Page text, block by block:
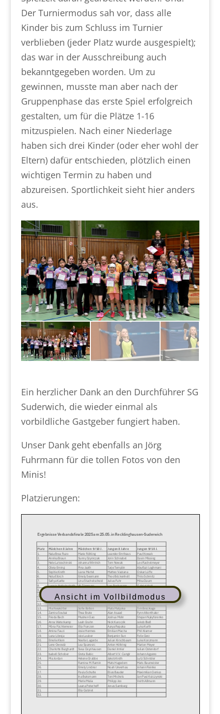
Der Turniermodus sah vor, dass alle
Kinder bis zum Schluss im Turnier
verblieben (jeder Platz wurde ausgespielt);
das war in der Ausschreibung auch
bekanntgegeben worden. Um zu
gewinnen, musste man aber nach der
Gruppenphase das erste Spiel erfolgreich
gestalten, um für die Plätze 1-16
mitzuspielen. Nach einer Niederlage
haben sich drei Kinder (oder eher wohl der
Eltern) dafür entschieden, plötzlich einen
wichtigen Termin zu haben und
abzureisen. Sportlichkeit sieht hier anders
aus.
Ein herzlicher Dank an den Durchführer SG
Suderwich, die wieder einmal als
vorbildliche Gastgeber fungiert haben.
Unser Dank geht ebenfalls an Jörg
Fuhrmann für die tollen Fotos von den
Minis!
Platzierungen:
Ansicht im Vollbildmodus